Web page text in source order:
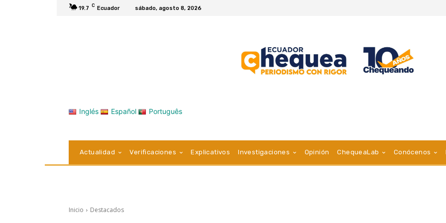
19.7 C Ecuador sábado, agosto 8, 2026
Inglés Español Português
Actualidad Verificaciones Explicativos Investigaciones Opinión ChequeaLab Conócenos
Inicio Destacados